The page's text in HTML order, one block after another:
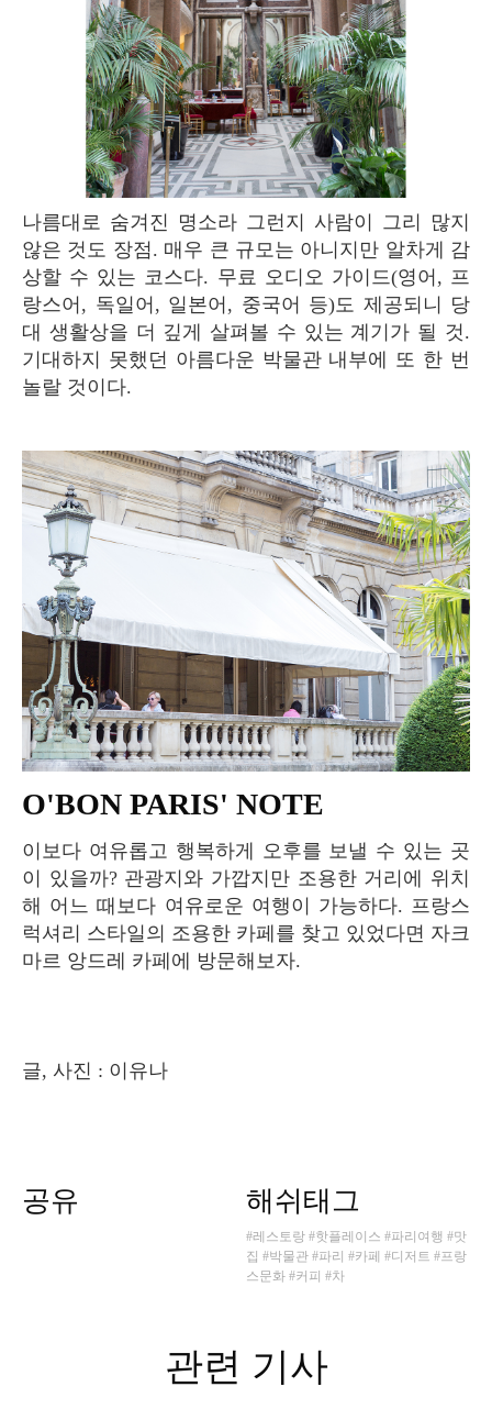
나름대로 숨겨진 명소라 그런지 사람이 그리 많지
않은 것도 장점. 매우 큰 규모는 아니지만 알차게 감
상할 수 있는 코스다. 무료 오디오 가이드(영어, 프
랑스어, 독일어, 일본어, 중국어 등)도 제공되니 당
대 생활상을 더 깊게 살펴볼 수 있는 계기가 될 것.
기대하지 못했던 아름다운 박물관 내부에 또 한 번
놀랄 것이다.
O'BON PARIS' NOTE
이보다 여유롭고 행복하게 오후를 보낼 수 있는 곳
이 있을까? 관광지와 가깝지만 조용한 거리에 위치
해 어느 때보다 여유로운 여행이 가능하다. 프랑스
럭셔리 스타일의 조용한 카페를 찾고 있었다면 자크
마르 앙드레 카페에 방문해보자.
글, 사진 : 이유나
공유 해쉬태그
#레스토랑 #핫플레이스 #파리여행 #맛
집 #박물관 #파리 #카페 #디저트 #프랑
스문화 #커피 #차
관련 기사